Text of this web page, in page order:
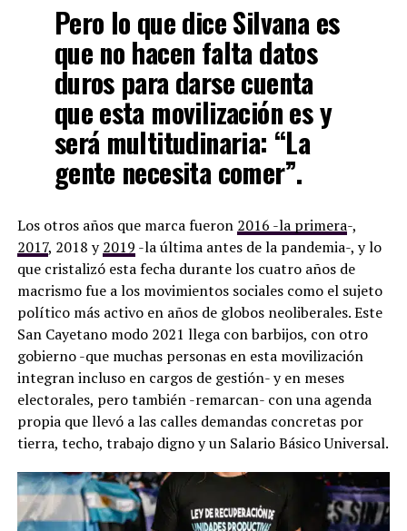
Pero lo que dice Silvana es
que no hacen falta datos
duros para darse cuenta
que esta movilización es y
será multitudinaria: “La
gente necesita comer”.
Los otros años que marca fueron 2016 -la primera-,
2017, 2018 y2019 -la última antes de la pandemia-, y lo
que cristalizó esta fecha durante los cuatro años de
macrismo fue a los movimientos sociales como el sujeto
político más activo en años de globos neoliberales. Este
San Cayetano modo 2021 llega con barbijos, con otro
gobierno -que muchas personas en esta movilización
integran incluso en cargos de gestión- y en meses
electorales, pero también -remarcan- con una agenda
propia que llevó a las calles demandas concretas por
tierra, techo, trabajo digno y un Salario Básico Universal.